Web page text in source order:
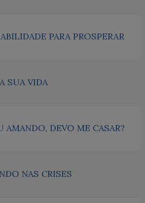
PARA PROSPERAR
SUA VIDA
AMANDO, DEVO ME CASAR?
NAS CRISES